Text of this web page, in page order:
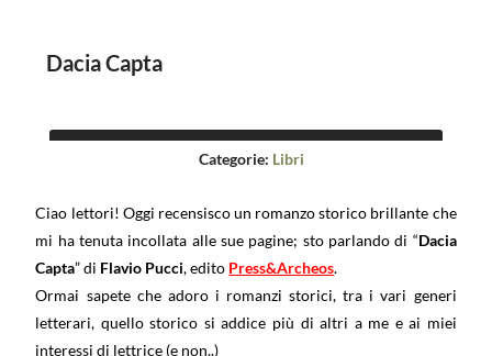
Dacia Capta
Categorie: Libri
Ciao lettori! Oggi recensisco un romanzo storico brillante che
mi ha tenuta incollata alle sue pagine; sto parlando di “Dacia
Capta” di Flavio Pucci, edito Press&Archeos.
Ormai sapete che adoro i romanzi storici, tra i vari generi
letterari, quello storico si addice più di altri a me e ai miei
interessi di lettrice (e non..)